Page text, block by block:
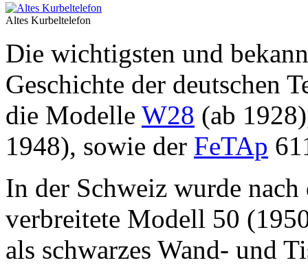
Altes Kurbeltelefon
Die wichtigsten und
Geschichte der deutschen
die Modelle W28 (ab
1948), sowie der FeTAp
In der Schweiz wurde
verbreitete Modell 50
als schwarzes Wand- und